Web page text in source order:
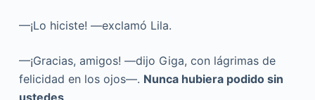
—¡Lo hiciste! —exclamó Lila.
—¡Gracias, amigos! —dijo Giga, con lágrimas de
felicidad en los ojos—. Nunca hubiera podido sin
ustedes.